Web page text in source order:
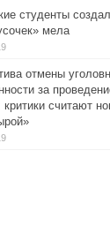
студенты
мела
отмены
за
считают